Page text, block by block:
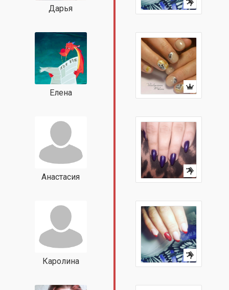
Дарья
Елена
Анастасия
Каролина